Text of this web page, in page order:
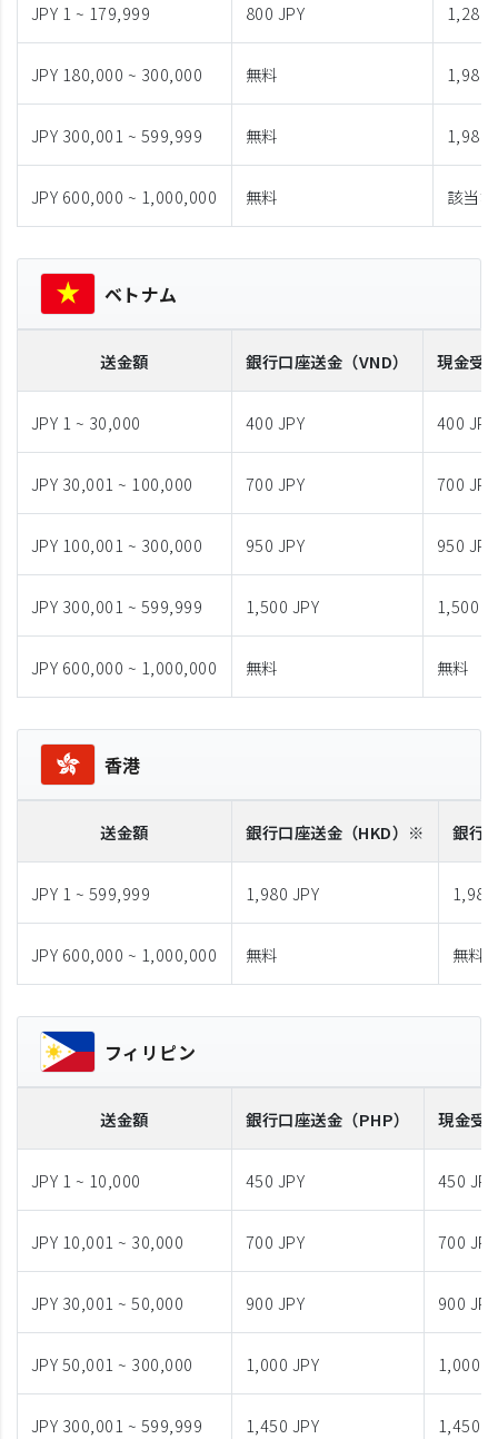
JPY 1 ~ 179,999 800 JPY 1,280
JPY 180,000 ~ 300,000 無料 1,980
JPY 300,001 ~ 599,999 無料 1,980
JPY 600,000 ~ 1,000,000 無料 該当
ベトナム
送金額 銀行口座送金 （VND） 現金受
JPY 1 ~ 30,000 400 JPY 400 JPY
JPY 30,001 ~ 100,000 700 JPY 700 JPY
JPY 100,001 ~ 300,000 950 JPY 950 JPY
JPY 300,001 ~ 599,999 1,500 JPY 1,500
JPY 600,000 ~ 1,000,000 無料 無料
香港
送金額 銀行口座送金 （HKD）※ 銀行
JPY 1 ~ 599,999 1,980 JPY 1,980
JPY 600,000 ~ 1,000,000 無料 無料
フィリピン
送金額 銀行口座送金 （PHP） 現金受
JPY 1 ~ 10,000 450 JPY 450 JPY
JPY 10,001 ~ 30,000 700 JPY 700 JPY
JPY 30,001 ~ 50,000 900 JPY 900 JPY
JPY 50,001 ~ 300,000 1,000 JPY 1,000
JPY 300,001 ~ 599,999 1,450 JPY 1,450